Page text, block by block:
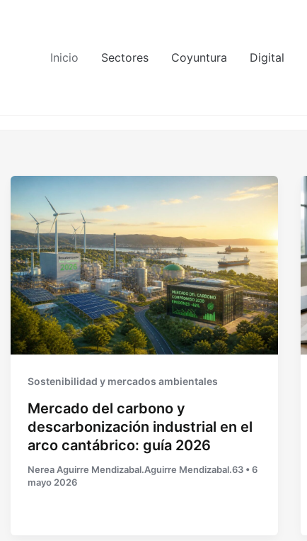
Inicio Sectores Coyuntura Digital
Sostenibilidad y mercados ambientales
Mercado del carbono y
descarbonización industrial en el
arco cantábrico: guía 2026
Nerea Aguirre Mendizabal.Aguirre Mendizabal.63 •6
mayo 2026